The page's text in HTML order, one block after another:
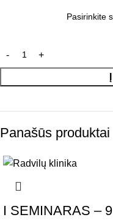
Panašūs produktai
I SEMINARAS – 9